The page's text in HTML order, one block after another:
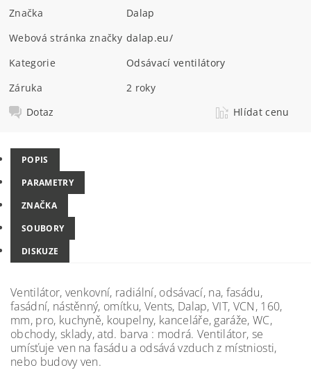
Značka
Dalap
Webová stránka značky dalap.eu/
Kategorie
Odsávací ventilátory
Záruka
2 roky
Dotaz
Hlídat cenu
POPIS
PARAMETRY
ZNAČKA
SOUBORY
DISKUZE
Ventilátor, venkovní, radiální, odsávací, na, fasádu,
fasádní, nástěnný, omítku, Vents, Dalap, VIT, VCN, 160,
mm, pro, kuchyně, koupelny, kanceláře, garáže, WC,
obchody, sklady, atd. barva : modrá. Ventilátor, se
umísťuje ven na fasádu a odsává vzduch z místniosti,
nebo budovy ven.